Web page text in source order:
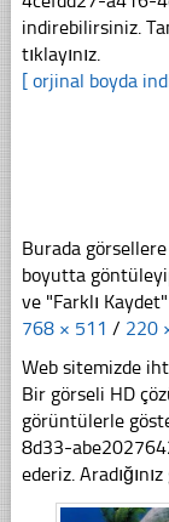
indirebilirsiniz.
tıklayınız.
[ orjinal boyda
Burada
boyutta
ve "Farklı
768 × 511 / 220
Web sitemizde
Bir görseli HD
görüntülerle
8d33-
ederiz.